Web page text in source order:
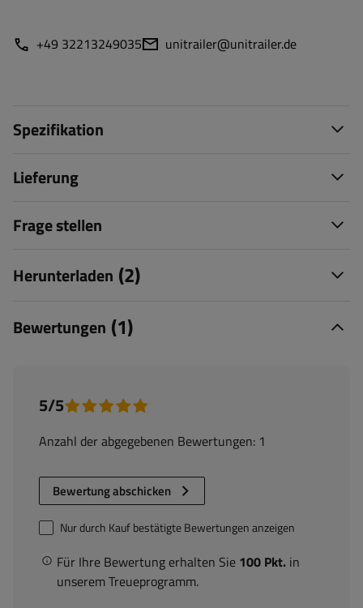
+49 32213249035 unitrailer@unitrailer.de
Spezifikation
Lieferung
Frage stellen
Herunterladen (2)
Bewertungen (1)
5/5
Anzahl der abgegebenen Bewertungen: 1
Bewertung abschicken
Für Ihre Bewertung erhalten Sie 100 Pkt. in
unserem Treueprogramm.
Nur durch Kauf bestätigte Bewertungen anzeigen